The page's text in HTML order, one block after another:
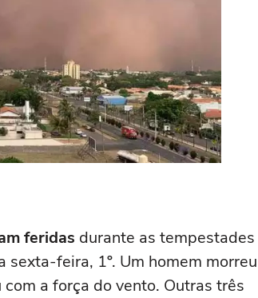
feridas durante as tempestades
feira, 1º. Um homem morreu
a força do vento. Outras três